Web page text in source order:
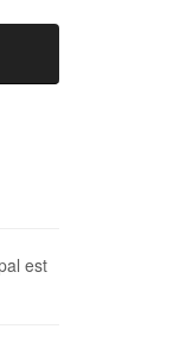
est